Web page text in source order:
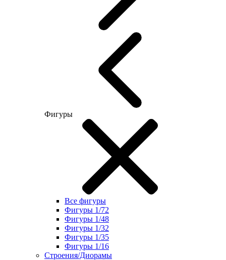
Фигуры
Все фигуры
Фигуры 1/72
Фигуры 1/48
Фигуры 1/32
Фигуры 1/35
Фигуры 1/16
Строения/Диорамы